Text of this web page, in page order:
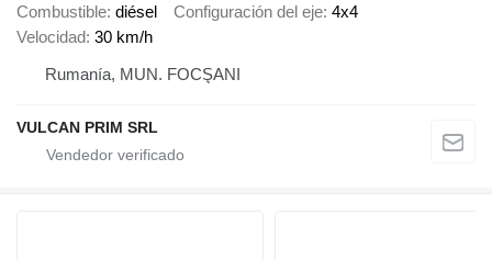
Combustible diésel Configuración del eje 4x4
Velocidad 30 km/h
Rumanía, MUN. FOCŞANI
VULCAN PRIM SRL